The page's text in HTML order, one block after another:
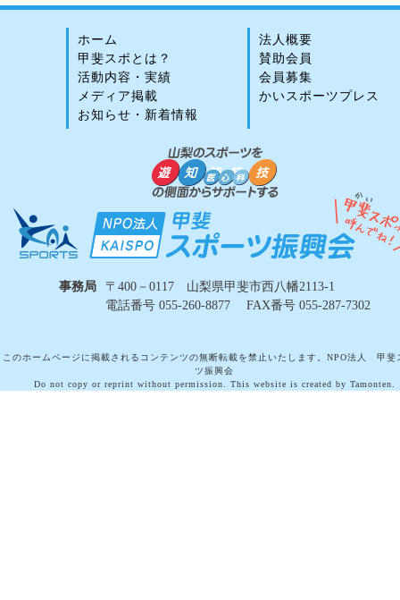
法人概要
賛助会員
会員募集
かいスポーツプレス
ホーム
甲斐スポとは？
活動内容・実績
メディア掲載
お知らせ・新着情報
事務局
〒400－0117 山梨県甲斐市西八幡2113-1
電話番号 055-260-8877 FAX番号 055-287-7302
このホームページに掲載されるコンテンツの無断転載を禁止いたします。NPO法人 甲斐
ツ振興会
Do not copy or reprint without permission. This website is created by Tamonten.